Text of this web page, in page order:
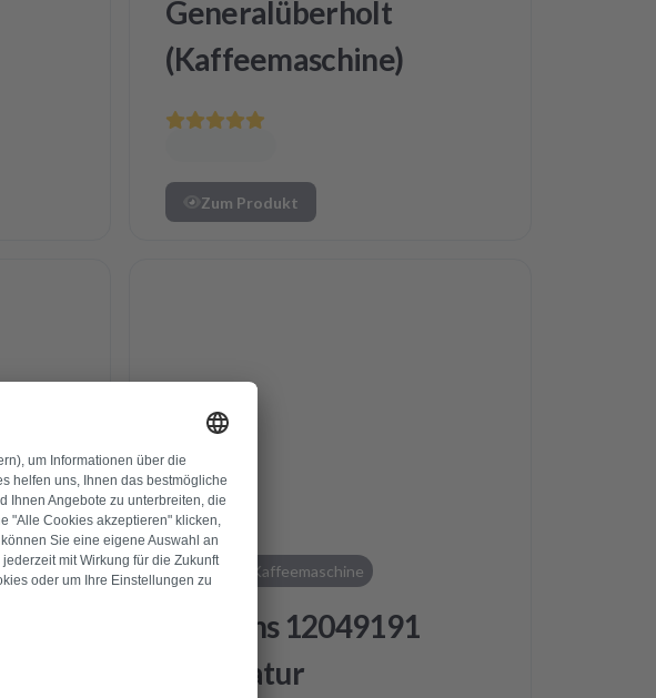
Generalüberholt
(Kaffeemaschine)
Zum Produkt
Siemens Kaffeemaschine
Siemens 12049191
Reparatur